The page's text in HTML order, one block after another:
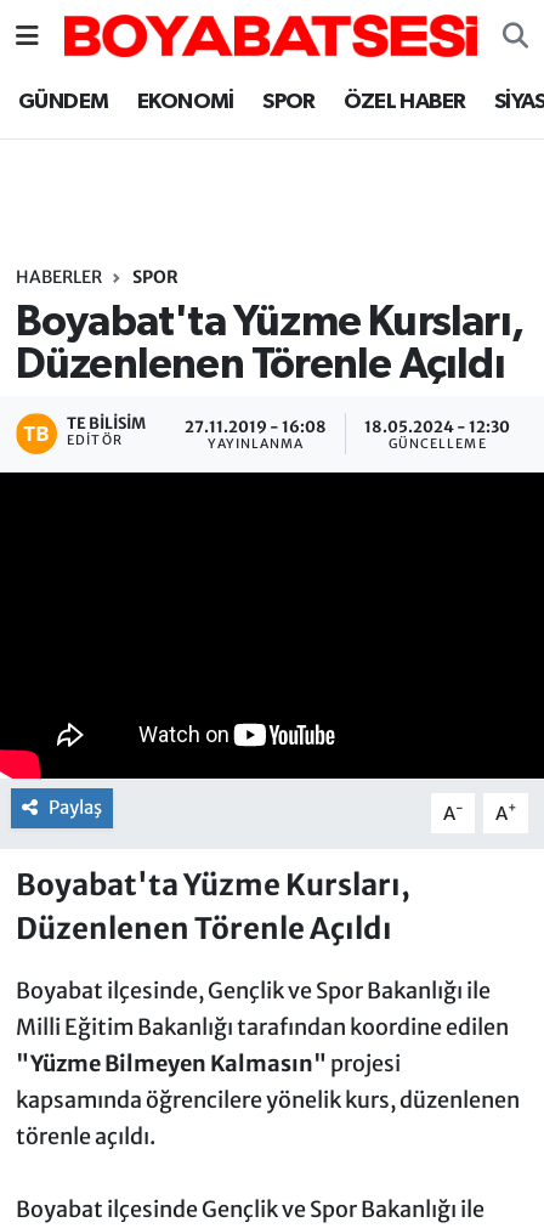
GÜNDEM EKONOMİ SPOR ÖZEL HABER
HABERLER SPOR
Boyabat'ta Yüzme Kursları,
Düzenlenen Törenle Açıldı
TE BILISIM
EDITÖR
27.11.2019 - 16:08
YAYINLANMA
18.05.2024 - 12:30
GÜNCELLEME
Paylaş A- A+
Boyabat'ta Yüzme Kursları,
Düzenlenen Törenle Açıldı
Boyabat ilçesinde, Gençlik ve Spor Bakanlığı ile
Milli Eğitim Bakanlığı tarafından koordine edilen
"Yüzme Bilmeyen Kalmasın" projesi
kapsamında öğrencilere yönelik kurs, düzenlenen
törenle açıldı.
Boyabat ilçesinde Gençlik ve Spor Bakanlığı ile
Sinop Nöbetçi Eczaneler
Sinop Trafik Yoğunluk Haritası
Süper Lig Puan Durumu ve Fikstür